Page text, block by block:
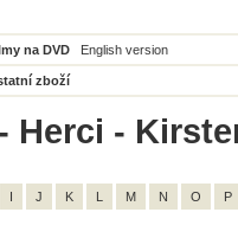
na DVD English version
zboží
Herci -
I J K L M N O P